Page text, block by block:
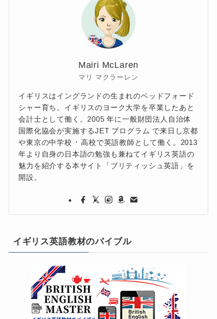
Mairi McLaren
マリ マクラーレン
イギリスはイングランドの生まれのベッドフォード
シャー育ち。イギリスのヨーク大学を卒業したあと
会計士として働く。2005 年に一般財団法人自治体
国際化協会が実施するJET プログラム で来日し京都
や東京の中学校 ･ 高校で英語教師として働く。2013
年より自身の日本語の勉強も兼ねてイギリス英語の
魅力を紹介する本サイト「ブリティッシュ英語」を
開設。
イギリス英語教材のバイブル